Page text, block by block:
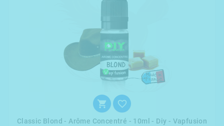
 
Classic Blond - Arôme Concentré - 10ml - Diy - Vapfusion